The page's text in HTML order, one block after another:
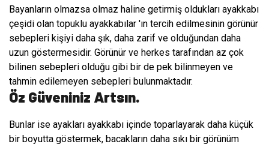
Bayanların olmazsa olmaz haline getirmiş oldukları ayakkabı
çeşidi olan topuklu ayakkabılar 'ın tercih edilmesinin görünür
sebepleri kişiyi daha şık, daha zarif ve olduğundan daha
uzun göstermesidir. Görünür ve herkes tarafından az çok
bilinen sebepleri olduğu gibi bir de pek bilinmeyen ve
tahmin edilemeyen sebepleri bulunmaktadır.
Öz Güveniniz Artsın.
Bunlar ise ayakları ayakkabı içinde toparlayarak daha küçük
bir boyutta göstermek, bacakların daha sıkı bir görünüm